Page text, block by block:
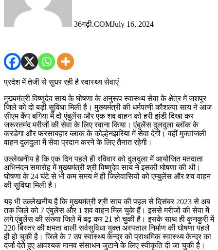
36गढ़ी.COMJuly 16, 2024
प्रदेश में तेजी से सुधर रही है स्वास्थ्य सेवाएं
मुख्यमंत्री विष्णुदेव साय के घोषणा के अनुरूप स्वास्थ्य सेवा के क्षेत्र में जशपुर
जिले को दो बड़ी सुविधा मिली है। मुख्यमंत्री की धर्मपत्नी कौशल्या साय ने आज
सीएम कैंप बगिया में दो एंबुलेंस और एक शव वाहन को हरी झंडी दिखा कर
जरूरतमंद मरीजों की सेवा के लिए रवाना किया। एंबुलेंस दुलदुला ब्लॉक के
करडेगा और फरसाबहार ब्लाक के कोल्हेनझरिया में सेवा देगी। वहीं मुक्तांजली
वाहन दुलदुला में सेवा प्रदान करने के लिए तैनात रहेगी।
उल्लेखनीय है कि एक दिन पहले ही रविवार को दुलदुला में आयोजित मतदाता
अभिनंदन समारोह में मुख्यमंत्री श्री विष्णुदेव साय ने इसकी घोषणा की थी।
घोषणा के 24 घंटे से भी कम समय में ही जिलेवासियों को एम्बुलेंस और शव वाहन
की सुविधा मिली है।
यह भी उल्लेखनीय है कि मुख्यमंत्री श्री साय की पहल से दिसंबर 2023 से अब
तक जिले को 7 एंबुलेंस और 1 शव वाहन मिल चुके हैं। इससे मरीजों की सेवा में
लगे एंबुलेंस की संख्या जिले में बढ़ कर 21 हो चुकी है। इसके साथ ही कुनकुरी में
220 बिस्तर की क्षमता वाली सर्वसुविधा युक्त अस्पताल निर्माण की घोषणा पहले
ही हो चुकी है। जिले के 7 उप स्वास्थ्य केन्द्र को प्राथमिक स्वास्थ्य केन्द्र का
दर्जा देते हुए आवश्यक मानव संसाधन जुटाने के लिए स्वीकृति दी जा चुकी है।